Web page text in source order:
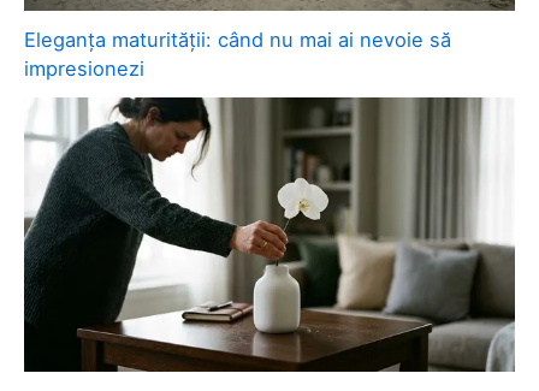
Eleganța maturității: când nu mai ai nevoie să
impresionezi